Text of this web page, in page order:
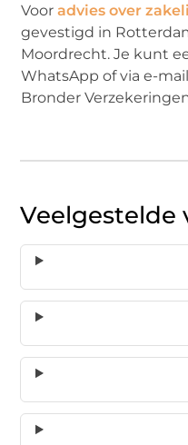
Voor advies over
gevestigd in
Moordrecht. Je kunt
WhatsApp of via e-
Bronder
Veelgestelde